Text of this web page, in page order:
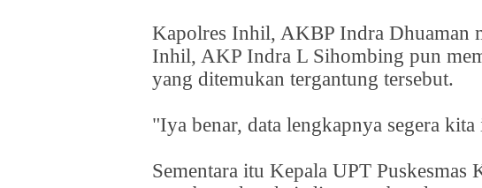
Kapolres Inhil, AKBP Indra Dhuaman
Inhil, AKP Indra L Sihombing pun
yang ditemukan tergantung tersebut.
"Iya benar, data lengkapnya segera
Sementara itu Kepala UPT Puskesmas